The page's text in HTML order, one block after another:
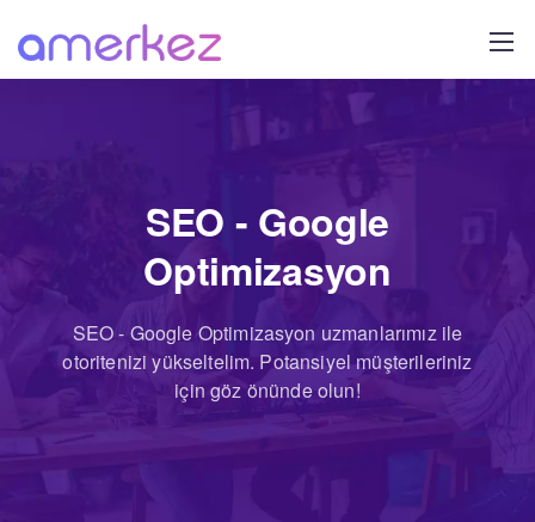
SEO - Google
Optimizasyon
SEO - Google Optimizasyon uzmanlarımız ile
otoritenizi yükseltelim. Potansiyel müşterileriniz
için göz önünde olun!